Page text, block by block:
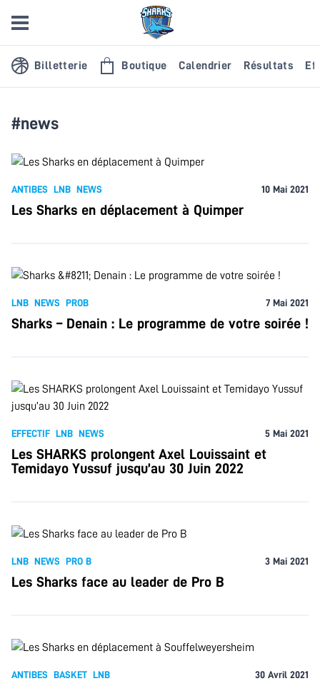
Billetterie Boutique Calendrier Résultats
#news
ANTIBES LNB NEWS 10 Mai 2021
Les Sharks en déplacement à Quimper
LNB NEWS PROB 7 Mai 2021
Sharks – Denain : Le programme de votre soirée !
EFFECTIF LNB NEWS 5 Mai 2021
Les SHARKS prolongent Axel Louissaint et
Temidayo Yussuf jusqu’au 30 Juin 2022
LNB NEWS PRO B 3 Mai 2021
Les Sharks face au leader de Pro B
ANTIBES BASKET LNB 30 Avril 2021